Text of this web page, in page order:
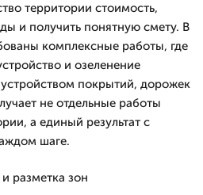
территории стоимость,
и получить понятную смету. В
комплексные работы, где
и озеленение
покрытий, дорожек
не отдельные работы
а единый результат с
шаге.
разметка зон